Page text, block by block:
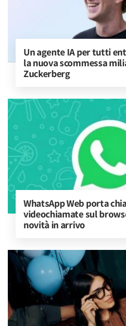
Un agente IA per tutti
la nuova scommessa
Zuckerberg
WhatsApp Web porta
videochiamate sul
novità in arrivo